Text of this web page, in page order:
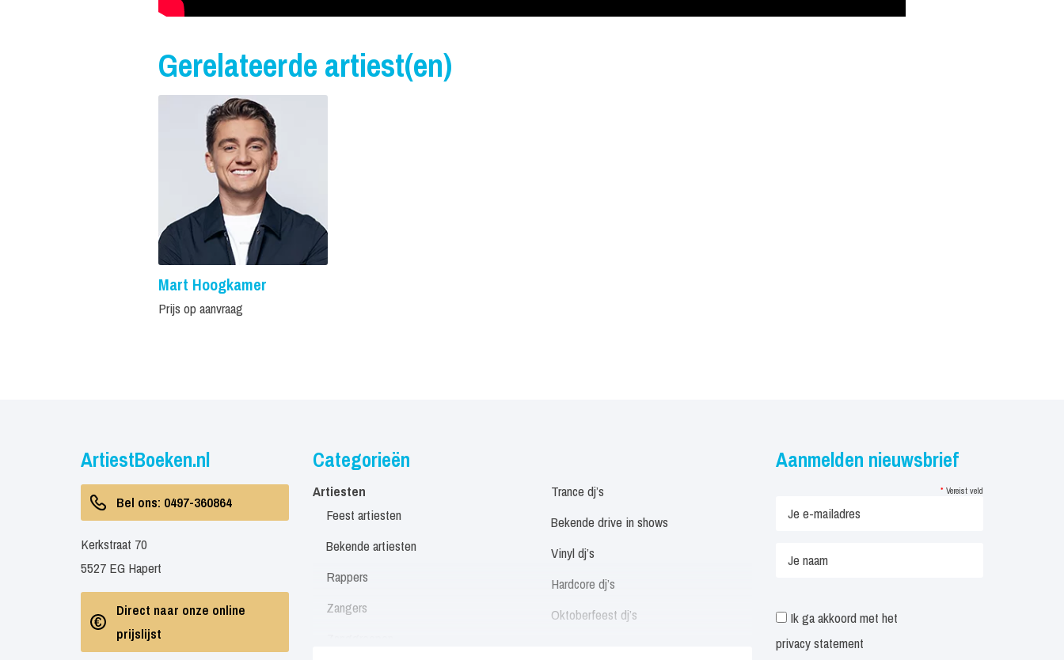
Gerelateerde artiest(en)
Mart Hoogkamer
Prijs op aanvraag
ArtiestBoeken.nl
Bel ons: 0497-360864
Kerkstraat 70
5527 EG Hapert
Direct naar onze online
prijslijst
Categorieën
Artiesten
Feest artiesten
Bekende artiesten
Rappers
Zangers
Trance dj’s
Bekende drive in shows
Vinyl dj’s
Hardcore dj’s
Oktoberfeest dj’s
Aanmelden nieuwsbrief
* Vereist veld
Ik ga akkoord met het
privacy statement